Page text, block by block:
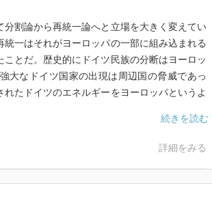
分割論から再統一論へと立場を大きく変えてい
一はそれがヨーロッパの一部に組み込まれる
とだ。歴史的にドイツ民族の分断はヨーロッ
大なドイツ国家の出現は周辺国の脅威であっ
たドイツのエネルギーをヨーロッパというよ
さか早過ぎたのかも知れない。(第19章)
アと日本の勢力均衡がアメリカにとって最も
詳細をみる